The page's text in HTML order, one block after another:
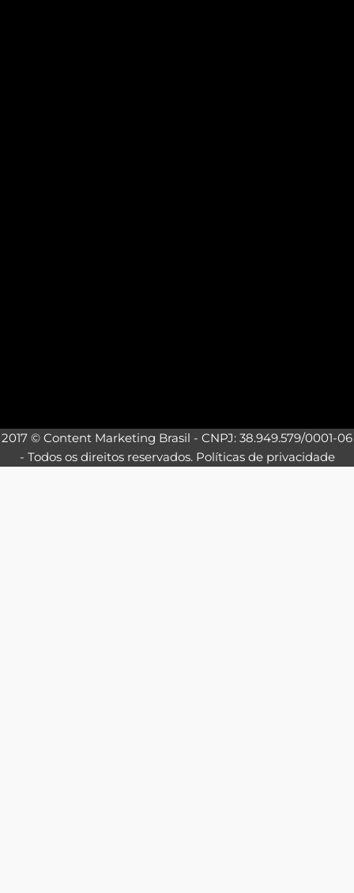
2017 © Content Marketing Brasil - CNPJ: 38.949.579/0001-06
- Todos os direitos reservados. Políticas de privacidade